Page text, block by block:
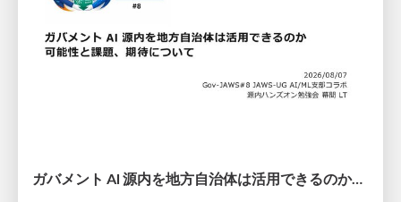
ガバメント AI 源内を地方自治体は活用できるのか 可能性と課題、期待について